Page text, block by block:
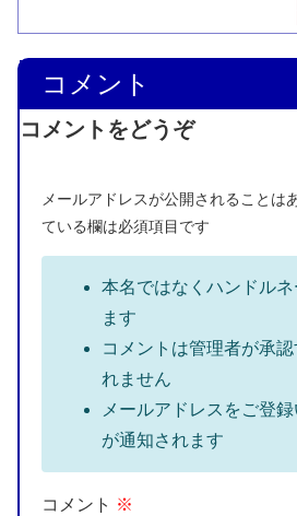
コメント
コメントをどうぞ
メールアドレスが公開されることは
ている欄は必須項目です
本名ではなくハンドル
ます
コメントは管理者が承
れません
メールアドレスをご登
が通知されます
コメント ※